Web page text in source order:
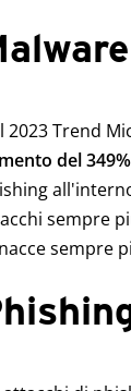
2023 Trend
del 349%
sempre
sempre